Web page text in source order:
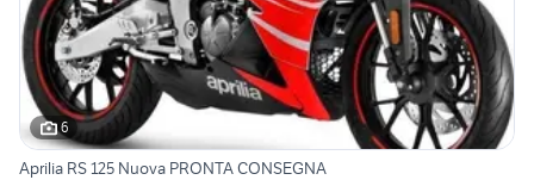
6
Aprilia RS 125 Nuova PRONTA CONSEGNA